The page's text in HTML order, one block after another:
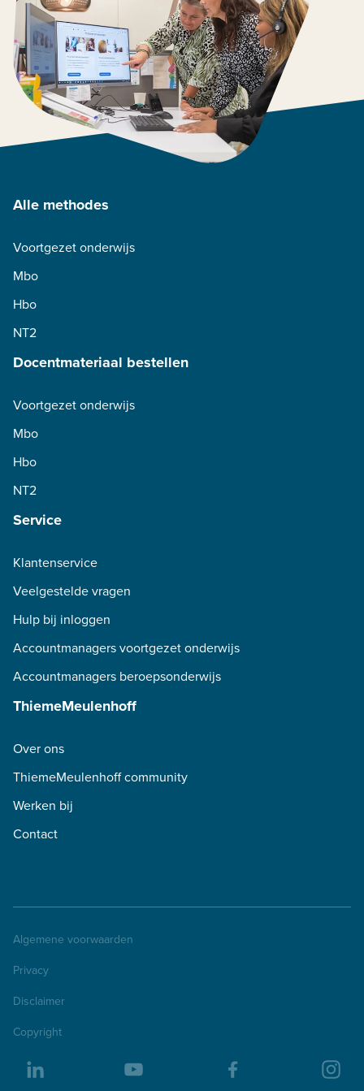
Alle methodes
Voortgezet onderwijs
Mbo
Hbo
NT2
Docentmateriaal bestellen
Voortgezet onderwijs
Mbo
Hbo
NT2
Service
Klantenservice
Veelgestelde vragen
Hulp bij inloggen
Accountmanagers voortgezet onderwijs
Accountmanagers beroepsonderwijs
ThiemeMeulenhoff
Over ons
ThiemeMeulenhoff community
Werken bij
Contact
Algemene voorwaarden
Privacy
Disclaimer
Copyright